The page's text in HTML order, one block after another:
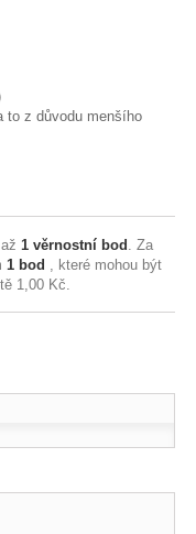
to z důvodu menšího
1 věrnostní bod . Za
1 bod , které mohou být
1,00 Kč